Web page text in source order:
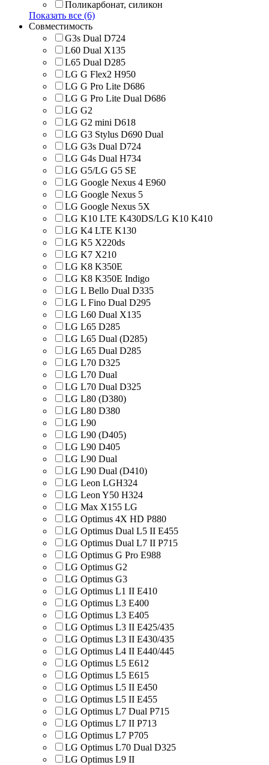
Поликарбонат, силикон
Показать все (6)
Совместимость
G3s Dual D724
L60 Dual X135
L65 Dual D285
LG G Flex2 H950
LG G Pro Lite D686
LG G Pro Lite Dual D686
LG G2
LG G2 mini D618
LG G3 Stylus D690 Dual
LG G3s Dual D724
LG G4s Dual H734
LG G5/LG G5 SE
LG Google Nexus 4 E960
LG Google Nexus 5
LG Google Nexus 5X
LG K10 LTE K430DS/LG K10 K410
LG K4 LTE K130
LG K5 X220ds
LG K7 X210
LG K8 K350E
LG K8 K350E Indigo
LG L Bello Dual D335
LG L Fino Dual D295
LG L60 Dual X135
LG L65 D285
LG L65 Dual (D285)
LG L65 Dual D285
LG L70 D325
LG L70 Dual
LG L70 Dual D325
LG L80 (D380)
LG L80 D380
LG L90
LG L90 (D405)
LG L90 D405
LG L90 Dual
LG L90 Dual (D410)
LG Leon LGH324
LG Leon Y50 H324
LG Max X155 LG
LG Optimus 4X HD P880
LG Optimus Dual L5 II E455
LG Optimus Dual L7 II P715
LG Optimus G Pro E988
LG Optimus G2
LG Optimus G3
LG Optimus L1 II E410
LG Optimus L3 E400
LG Optimus L3 E405
LG Optimus L3 II E425/435
LG Optimus L3 II E430/435
LG Optimus L4 II E440/445
LG Optimus L5 E612
LG Optimus L5 E615
LG Optimus L5 II E450
LG Optimus L5 II E455
LG Optimus L7 Dual P715
LG Optimus L7 II P713
LG Optimus L7 P705
LG Optimus L70 Dual D325
LG Optimus L9 II